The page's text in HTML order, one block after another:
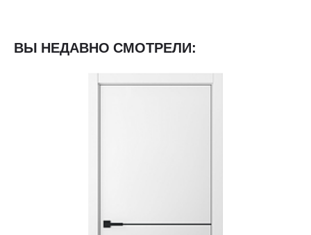
ВЫ НЕДАВНО СМОТРЕЛИ: